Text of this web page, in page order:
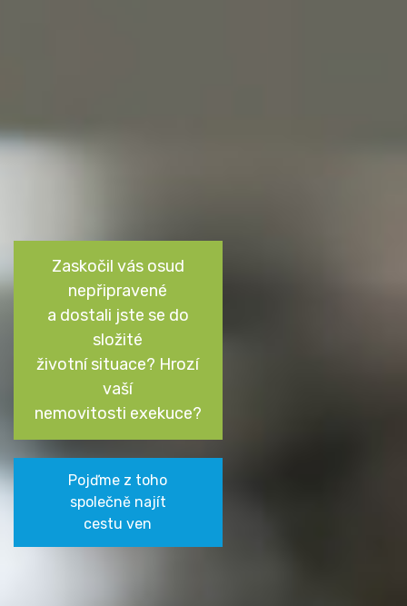
Zaskočil vás osud
nepřipravené
a dostali jste se do
složité
životní situace? Hrozí
vaší
nemovitosti exekuce?
Pojďme z toho
společně najít
cestu ven